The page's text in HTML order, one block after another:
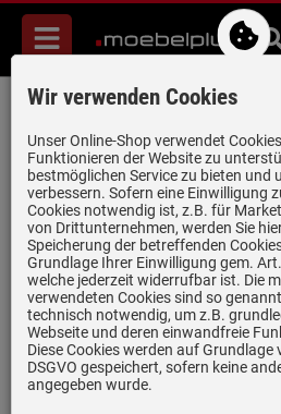
Menü
Neff B1ACE2AG3
Grey
Artikel-Nummer:19981085 |
EAN:4242004281030
Wir verwenden Cookies
Unser Online-Shop verwendet
Funktionieren der Website zu
bestmöglichen Service zu bieten und
verbessern. Sofern eine Einwilligung
Cookies notwendig ist, z.B. für
von Drittunternehmen, werden Sie
Speicherung der betreffenden
Grundlage Ihrer Einwilligung gem.
welche jederzeit widerrufbar ist. Die
verwendeten Cookies sind so
technisch notwendig, um z.B.
Webseite und deren einwandfreie
Diese Cookies werden auf Grundlage
DSGVO gespeichert, sofern keine
angegeben wurde.